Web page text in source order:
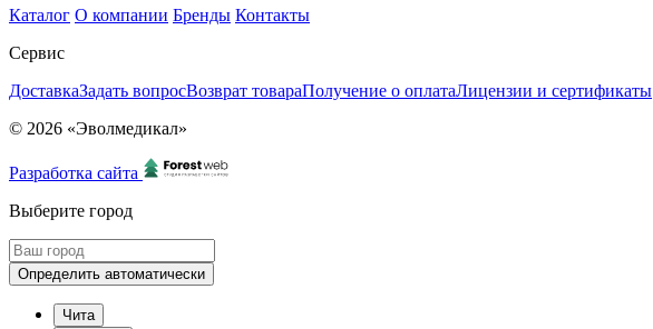
Каталог О компании Бренды Контакты
Сервис
ДоставкаЗадать вопросВозврат товараПолучение о оплатаЛицензии и сертификаты
© 2026 «Эволмедикал»
Разработка сайта
Выберите город
Определить автоматически
Чита